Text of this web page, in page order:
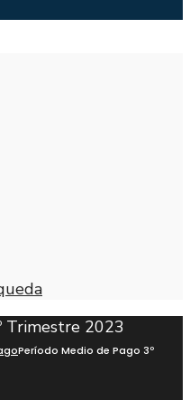
Período Medio de Pago 3º